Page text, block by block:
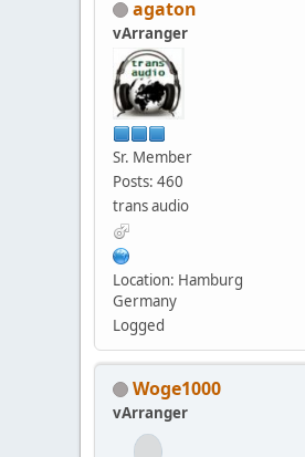
agaton
vArranger
Sr. Member
Posts: 460
trans audio
Location: Hamburg
Germany
Logged
Woge1000
vArranger